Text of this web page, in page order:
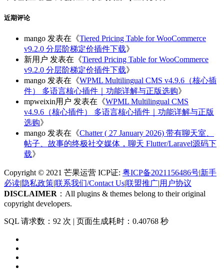
近期评论
mango 发表在《Tiered Pricing Table for WooCommerce
v9.2.0 分层阶梯定价插件下载》
新用户 发表在《Tiered Pricing Table for WooCommerce
v9.2.0 分层阶梯定价插件下载》
mango 发表在《WPML Multilingual CMS v4.9.6（核心插
件） 多语言核心插件｜功能详解与正版选购》
mpweixin用户 发表在《WPML Multilingual CMS
v4.9.6（核心插件） 多语言核心插件｜功能详解与正版
选购》
mango 发表在《Chatter ( 27 January 2026) 带有聊天室、
帖子、故事的终极社交媒体，聊天 Flutter/Laravel源码下
载》
Copyright © 2021 芒果运营 ICP证: 粤ICP备2021156486号|新手
必读|隐私政策|联系我们/Contact Us|联盟推广|用户协议
DISCLAIMER ：All plugins & themes belong to their original
copyright developers.
SQL 请求数：92 次 | 页面生成耗时：0.40768 秒